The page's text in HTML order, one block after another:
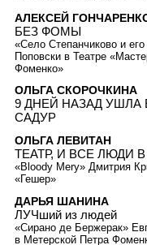
АЛЕКСЕЙ
БЕЗ ФОМЫ
«Село Степанчиково и
Поповски в Театре
Фоменко»
ОЛЬГА СКОРОЧКИНА
9 ДНЕЙ НАЗАД УШЛА
САДУР
ОЛЬГА ЛЕВИТАН
ТЕАТР, И ВСЕ ЛЮДИ
«Bloody Mery» Дмитрия
«Гешер»
ДАРЬЯ ШАНИНА
ЛУЧший из людей
«Сирано де Бержерак»
в Метерской Петра